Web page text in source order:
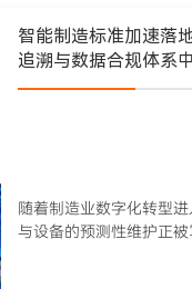
智能制造标准加速落地
追溯与数据合规体系
随着制造业数字化转型
与设备的预测性维护正